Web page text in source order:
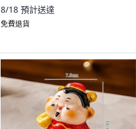
8/18 預計送達
免費退貨